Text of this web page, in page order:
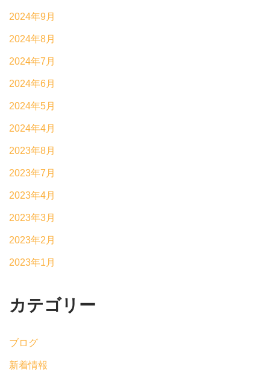
2024年9月
2024年8月
2024年7月
2024年6月
2024年5月
2024年4月
2023年8月
2023年7月
2023年4月
2023年3月
2023年2月
2023年1月
カテゴリー
ブログ
新着情報